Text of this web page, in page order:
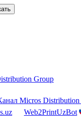
Group
Micros Distribution
Web2PrintUzBot